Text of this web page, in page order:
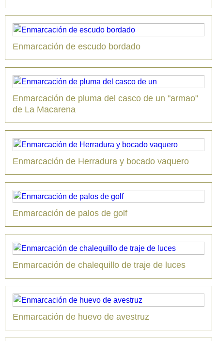
Enmarcación de escudo bordado
Enmarcación de pluma del casco de un "armao"
de La Macarena
Enmarcación de Herradura y bocado vaquero
Enmarcación de palos de golf
Enmarcación de chalequillo de traje de luces
Enmarcación de huevo de avestruz